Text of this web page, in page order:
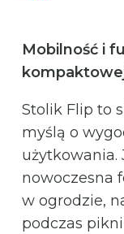
Mobilność i
Stolik Flip to
myślą o
użytkowania.
nowoczesna
w ogrodzie,
podczas